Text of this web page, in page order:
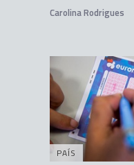
Carolina Rodrigues
PAÍS